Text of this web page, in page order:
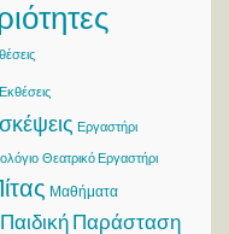
Εκθέσεις
Εργαστήρι
Θεατρικό Εργαστήρι
Μαθήματα
Παιδική Παράσταση